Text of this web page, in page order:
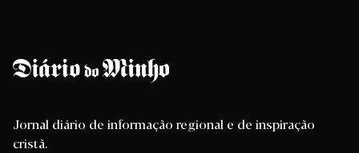
Jornal diário de informação regional e de inspiração
cristã.